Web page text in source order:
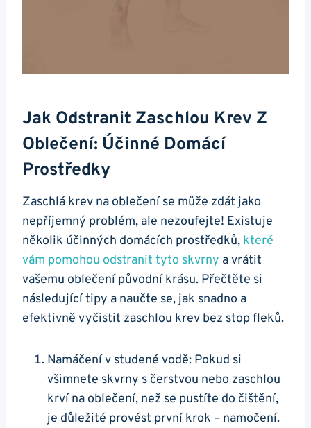
Jak Odstranit Zaschlou Krev Z
Oblečení: Účinné Domácí
Prostředky
Zaschlá krev na oblečení se může zdát jako
nepříjemný problém, ale nezoufejte! Existuje
několik účinných domácích prostředků, které
vám pomohou odstranit tyto skvrny a vrátit
vašemu oblečení původní krásu. Přečtěte si
následující tipy a naučte se, jak snadno a
efektivně vyčistit zaschlou krev bez stop fleků.
Namáčení v studené vodě: Pokud si
všimnete skvrny s čerstvou nebo zaschlou
krví na oblečení, než se pustíte do čištění,
je důležité provést první krok – namočení.